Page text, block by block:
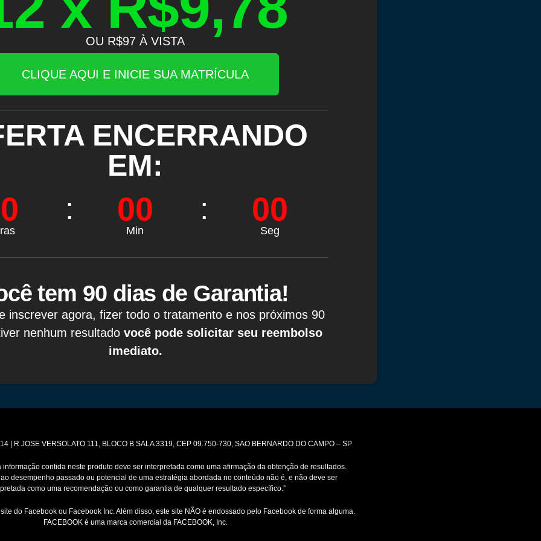
OU R$97 À VISTA
CLIQUE AQUI E INICIE SUA MATRÍCULA
ENCERRANDO
EM:
00
Min
00
Seg
tem 90 dias de Garantia!
inscrever agora, fizer todo o tratamento e nos próximos 90
nenhum resultado você pode solicitar seu reembolso
imediato.
| R JOSE VERSOLATO 111, BLOCO B SALA 3319, CEP 09.750-730, SAO BERNARDO DO CAMPO – SP
informação contida neste produto deve ser interpretada como uma afirmação da obtenção de resultados.
desempenho passado ou potencial de uma estratégia abordada no conteúdo não é, e não deve ser
como uma recomendação ou como garantia de qualquer resultado específico.”
do Facebook ou Facebook Inc. Além disso, este site NÃO é endossado pelo Facebook de forma alguma.
FACEBOOK é uma marca comercial da FACEBOOK, Inc.